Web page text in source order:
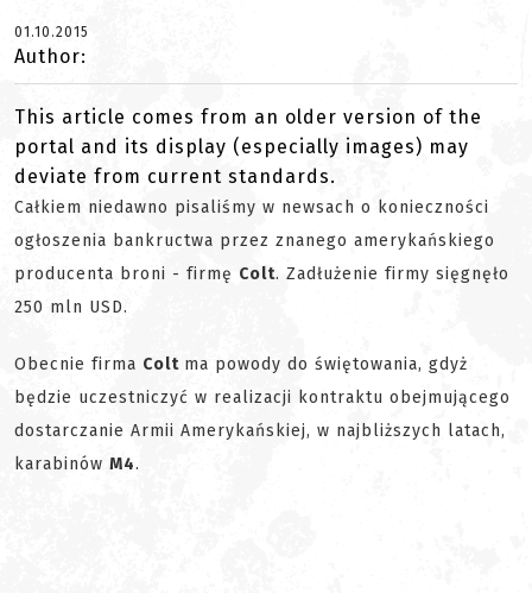
01.10.2015
Author:
This article comes from an older version of the
portal and its display (especially images) may
deviate from current standards.
Całkiem niedawno pisaliśmy w newsach o konieczności
ogłoszenia bankructwa przez znanego amerykańskiego
producenta broni - firmę Colt. Zadłużenie firmy sięgnęło
250 mln USD.
Obecnie firma Colt ma powody do świętowania, gdyż
będzie uczestniczyć w realizacji kontraktu obejmującego
dostarczanie Armii Amerykańskiej, w najbliższych latach,
karabinów M4.